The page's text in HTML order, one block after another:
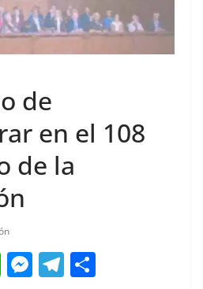
de
en el 108
de la
W M T